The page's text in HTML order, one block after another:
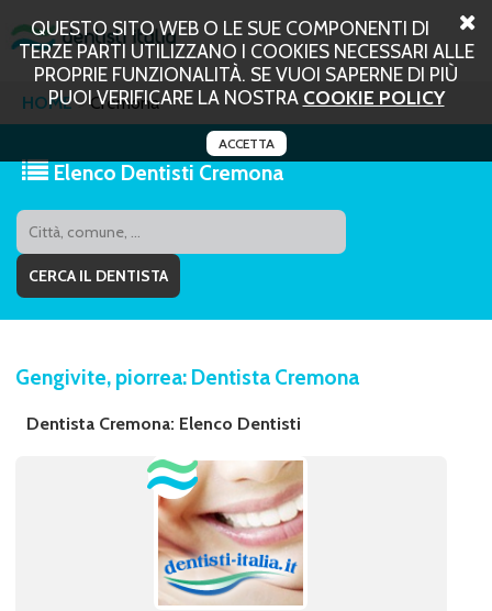
QUESTO SITO WEB O LE SUE COMPONENTI DI
TERZE PARTI UTILIZZANO I COOKIES NECESSARI ALLE
PROPRIE FUNZIONALITÀ. SE VUOI SAPERNE DI PIÙ
PUOI VERIFICARE LA NOSTRA COOKIE POLICY
ACCETTA
HOME Cremona
Elenco Dentisti Cremona
Gengivite, piorrea: Dentista Cremona
Dentista Cremona: Elenco Dentisti